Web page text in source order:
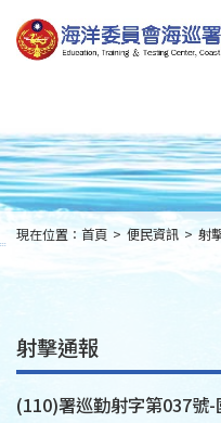
到
主
要
to
main
content
:::
現在位置： 首頁 > 便民資訊 > 射
射擊通報
(110)署巡勤射字第037號